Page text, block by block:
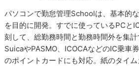
パソコンで勤怠管理Schoolは、基本的
を目的に開発。すでに使っているPCと
刻して、総勤務時間と勤務時間外を集計
SuicaやPASMO、ICOCAなどのIC乗車
のポイントカードにも対応。紙のタイム